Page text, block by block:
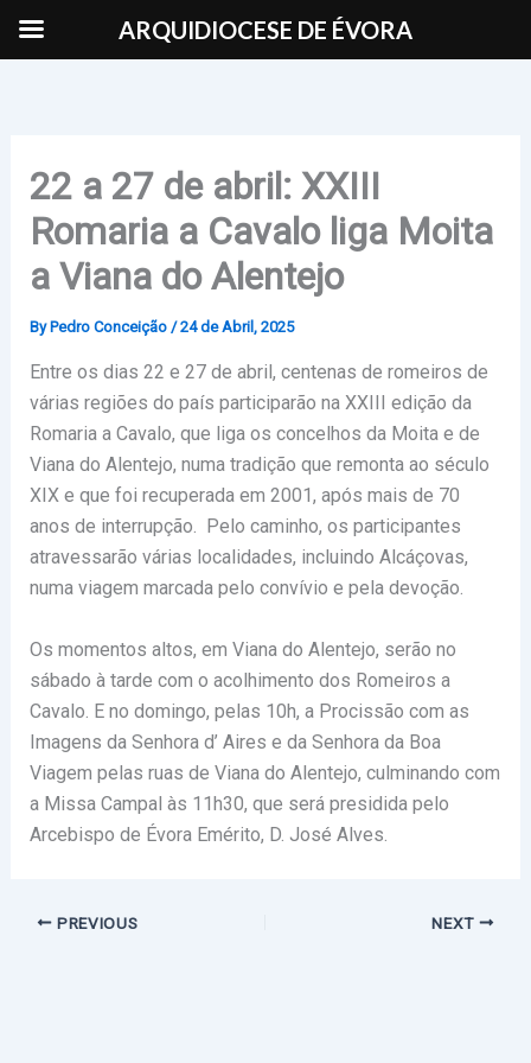
22 a 27 de abril: XXIII
Romaria a Cavalo liga Moita
a Viana do Alentejo
By Pedro Conceição /24 de Abril, 2025
Entre os dias 22 e 27 de abril, centenas de romeiros de
várias regiões do país participarão na XXIII edição da
Romaria a Cavalo, que liga os concelhos da Moita e de
Viana do Alentejo, numa tradição que remonta ao século
XIX e que foi recuperada em 2001, após mais de 70
anos de interrupção. Pelo caminho, os participantes
atravessarão várias localidades, incluindo Alcáçovas,
numa viagem marcada pelo convívio e pela devoção.
Os momentos altos, em Viana do Alentejo, serão no
sábado à tarde com o acolhimento dos Romeiros a
Cavalo. E no domingo, pelas 10h, a Procissão com as
Imagens da Senhora d’ Aires e da Senhora da Boa
Viagem pelas ruas de Viana do Alentejo, culminando com
a Missa Campal às 11h30, que será presidida pelo
Arcebispo de Évora Emérito, D. José Alves.
PREVIOUS NEXT
ARQUIDIOCESE DE ÉVORA